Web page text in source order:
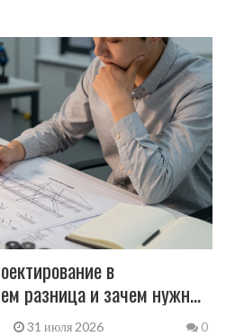
в
разница и зачем нужны
31 июля 2026 0